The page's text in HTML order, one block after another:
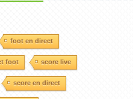
foot en direct
foot score live
score en direct